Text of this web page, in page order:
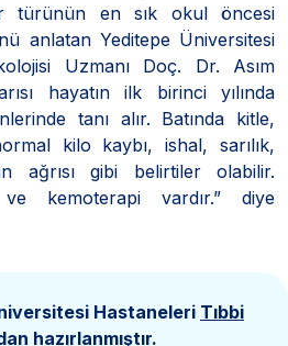
türünün en sık okul öncesi
anlatan Yeditepe Üniversitesi
Uzmanı Doç. Dr. Asım
hayatın ilk birinci yılında
tanı alır. Batında kitle,
kilo kaybı, ishal, sarılık,
ağrısı gibi belirtiler olabilir.
kemoterapi vardır.” diye
Hastaneleri Tıbbi
hazırlanmıştır.